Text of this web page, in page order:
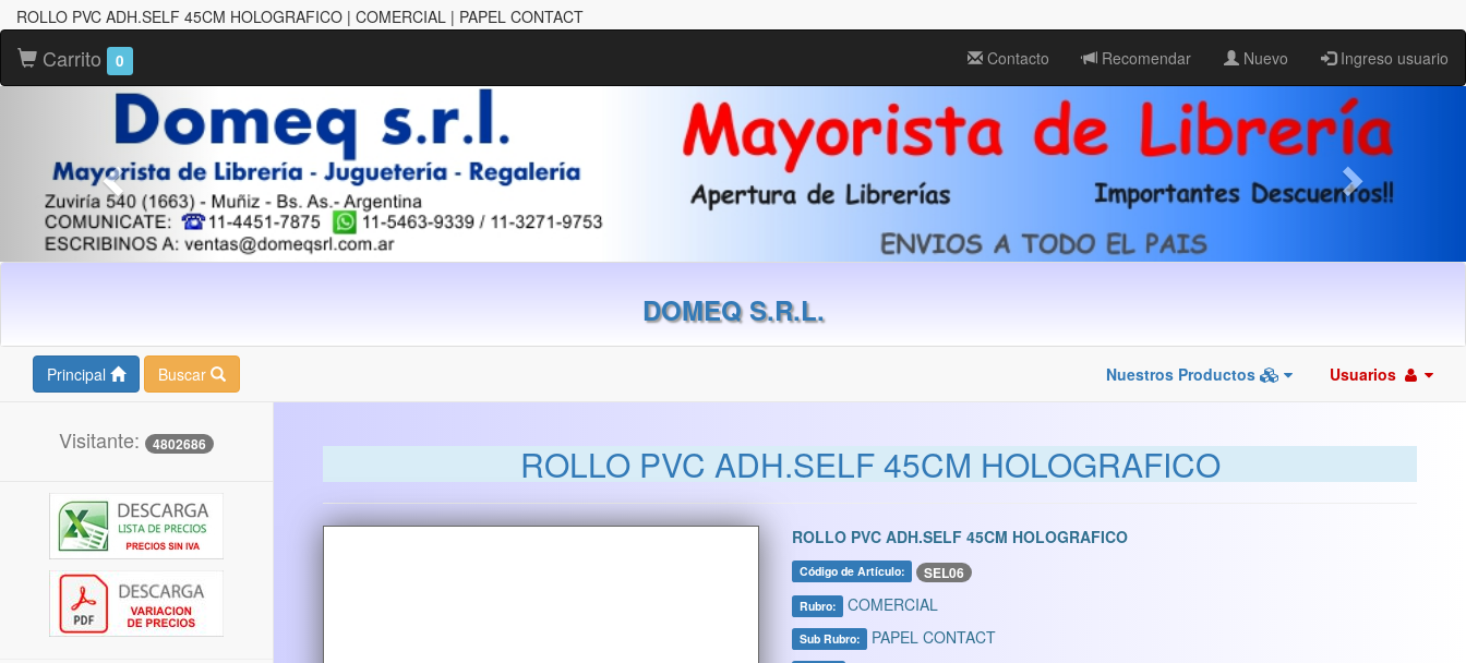
ROLLO PVC ADH.SELF 45CM HOLOGRAFICO | COMERCIAL | PAPEL CONTACT
Carrito 0 Contacto Recomendar Nuevo Ingreso usuario
DOMEQ S.R.L.
Principal Buscar Nuestros Productos Usuarios
Visitante: 4802686 ROLLO PVC ADH.SELF 45CM HOLOGRAFICO
ROLLO PVC ADH.SELF 45CM HOLOGRAFICO
Código de Artículo: SEL06
Rubro: COMERCIAL
Sub Rubro: PAPEL CONTACT